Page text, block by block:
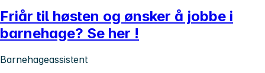
Friår til høsten og ønsker å jobbe i
barnehage? Se her !
Barnehageassistent